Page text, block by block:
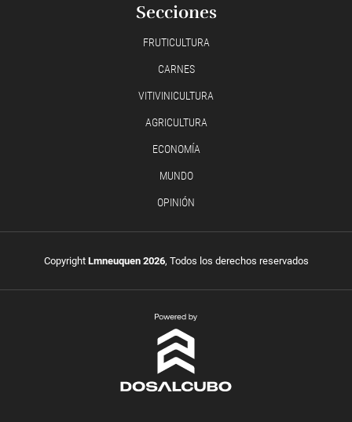
Secciones
FRUTICULTURA
CARNES
VITIVINICULTURA
AGRICULTURA
ECONOMÍA
MUNDO
OPINIÓN
Copyright Lmneuquen 2026, Todos los derechos reservados